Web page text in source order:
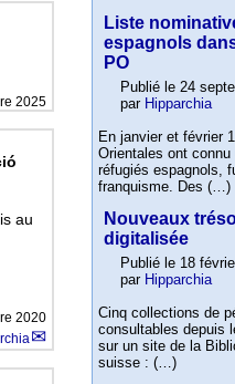
2025
au
2020
Liste
espagnols
PO
Publié le 24
par Hipparchia
En janvier et février
Orientales ont
réfugiés espagnols,
franquisme. Des (…)
Nouveaux
digitalisée
Publié le 18
par Hipparchia
Cinq collections de
consultables depuis
sur un site de la
suisse : (…)